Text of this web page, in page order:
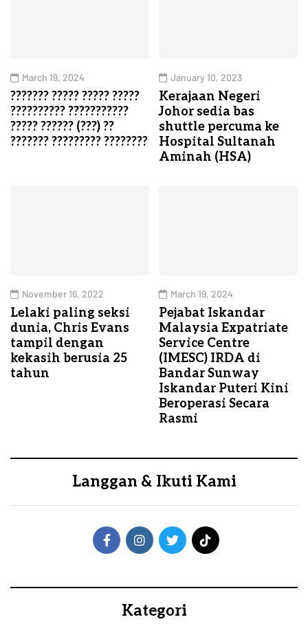
March 19, 2024
??????? ????? ????? ?????
?????????? ???????????
????? ?????? (???) ??
??????? ????????? ????????
January 10, 2023
Kerajaan Negeri
Johor sedia bas
shuttle percuma ke
Hospital Sultanah
Aminah (HSA)
November 16, 2022
Lelaki paling seksi
dunia, Chris Evans
tampil dengan
kekasih berusia 25
tahun
March 19, 2024
Pejabat Iskandar
Malaysia Expatriate
Service Centre
(IMESC) IRDA di
Bandar Sunway
Iskandar Puteri Kini
Beroperasi Secara
Rasmi
Langgan & Ikuti Kami
Kategori